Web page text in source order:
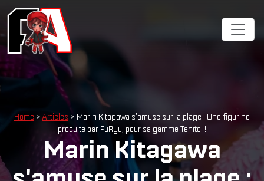
Home > Articles > Marin Kitagawa s'amuse sur la plage : Une figurine
produite par FuRyu, pour sa gamme Tenitol !
Marin Kitagawa